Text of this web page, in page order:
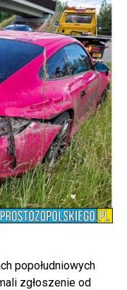
popołudniowych
zgłoszenie od